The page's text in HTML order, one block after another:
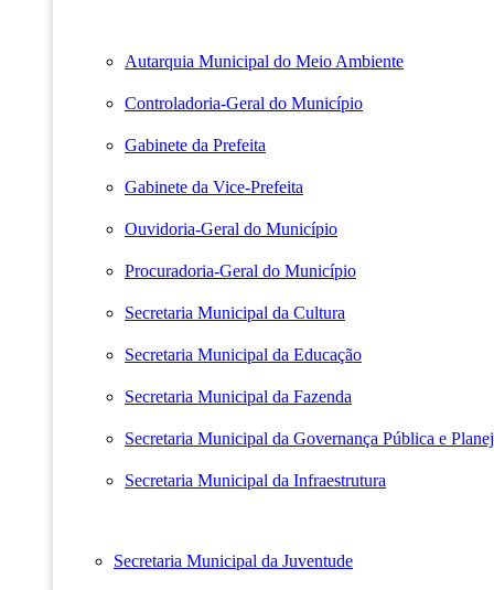
Autarquia Municipal do Meio Ambiente
Controladoria-Geral do Município
Gabinete da Prefeita
Gabinete da Vice-Prefeita
Ouvidoria-Geral do Município
Procuradoria-Geral do Município
Secretaria Municipal da Cultura
Secretaria Municipal da Educação
Secretaria Municipal da Fazenda
Secretaria Municipal da Governança Pública e
Secretaria Municipal da Infraestrutura
Secretaria Municipal da Juventude